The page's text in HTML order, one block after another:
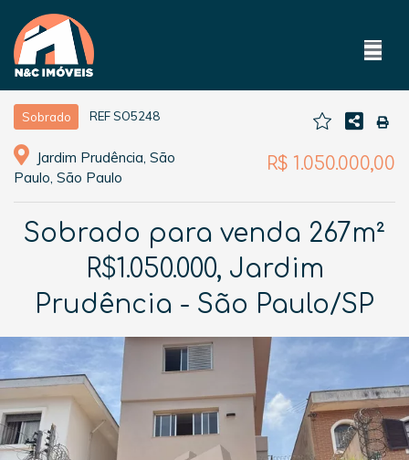
Sobrado REF SO5248
Jardim Prudência, São
Paulo, São Paulo
R$ 1.050.000,00
Sobrado para venda 267m²
R$1.050.000, Jardim
Prudência - São Paulo/SP